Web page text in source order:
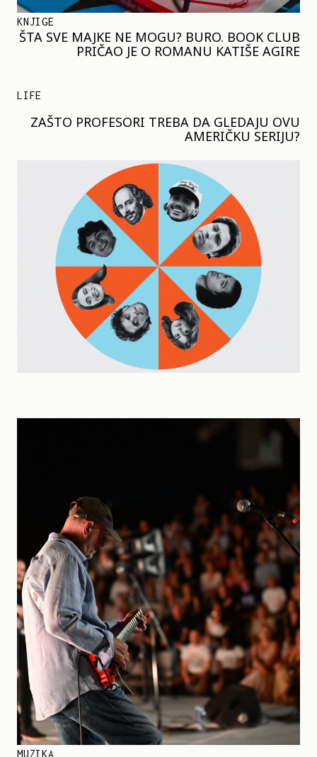
KNJIGE
ŠTA SVE MAJKE NE MOGU? BURO. BOOK CLUB
PRIČAO JE O ROMANU KATIŠE AGIRE
LIFE
ZAŠTO PROFESORI TREBA DA GLEDAJU OVU
AMERIČKU SERIJU?
MUZIKA